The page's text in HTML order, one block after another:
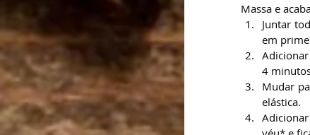
Massa e
Juntar
em
4
Mudar
elástica.